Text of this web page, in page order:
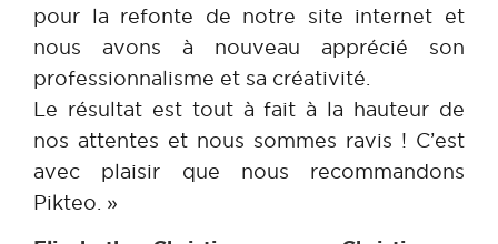
pour la refonte de notre site internet et
nous avons à nouveau apprécié son
professionnalisme et sa créativité.
Le résultat est tout à fait à la hauteur de
nos attentes et nous sommes ravis ! C’est
avec plaisir que nous recommandons
Pikteo. »